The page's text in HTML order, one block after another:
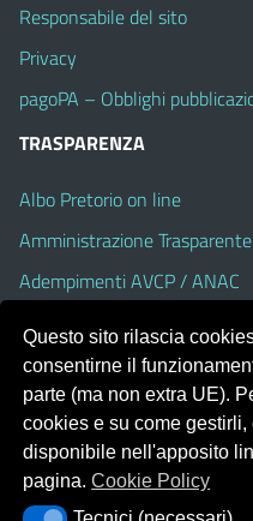
Responsabile del sito
Privacy
pagoPA – Obblighi
TRASPARENZA
Albo Pretorio on line
Amministrazione Trasparente
Adempimenti AVCP / ANAC
Dichiarazione di accessibilità
Portale realizzato con la
Template Italia configurato sul
Questo sito rilascia
consentirne il
parte (ma non extra UE).
cookies e su come
disponibile nell'apposito
pagina.Cookie Policy